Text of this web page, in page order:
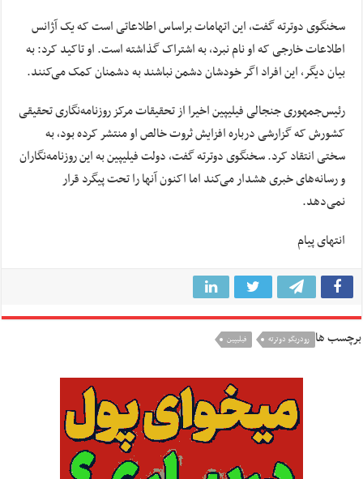
سخنگوی دوترته گفت، این اتهامات براساس اطلاعاتی است که یک آژانس
اطلاعات خارجی که او نام نبرد، به اشتراک گذاشته است. او تاکید کرد: به
بیان دیگر، این افراد اگر خودشان دشمن نباشند به دشمنان کمک می‌کنند.
رئیس‌جمهوری جنجالی فیلیپین اخیرا از تحقیقات مرکز روزنامه‌نگاری تحقیقی
کشورش که گزارشی درباره افزایش ثروت خالص او منتشر کرده بود، به
سختی انتقاد کرد. سخنگوی دوترته گفت، دولت فیلیپین به این روزنامه‌نگاران
و رسانه‌های خبری هشدار می‌کند اما اکنون آنها را تحت پیگرد قرار
نمی‌دهد.
انتهای پیام
برچسب ها رودریگو دوترته فيليپين